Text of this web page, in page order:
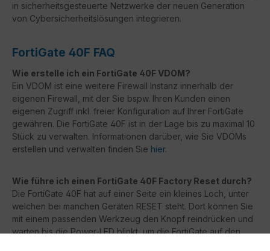
in sicherheitsgesteuerte Netzwerke der neuen Generation
von Cybersicherheitslösungen integrieren.
FortiGate 40F FAQ
Wie erstelle ich ein FortiGate 40F VDOM?
Ein VDOM ist eine weitere Firewall Instanz innerhalb der
eigenen Firewall, mit der Sie bspw. Ihren Kunden einen
eigenen Zugriff inkl. freier Konfiguration auf Ihrer FortiGate
gewähren. Die FortiGate 40F ist in der Lage bis zu maximal 10
Stück zu verwalten. Informationen darüber, wie Sie VDOMs
erstellen und verwalten finden Sie hier.
Wie führe ich einen FortiGate 40F Factory Reset durch?
Die FortiGate 40F hat auf einer Seite ein kleines Loch, unter
welchen bei manchen Geräten RESET steht. Dort können Sie
mit einem passenden Werkzeug den Knopf reindrücken und
warten bis die Power-LED blinkt, um die FortiGate auf den